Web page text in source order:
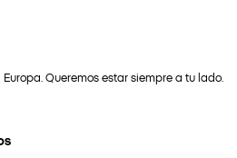
Queremos estar siempre a tu lado.